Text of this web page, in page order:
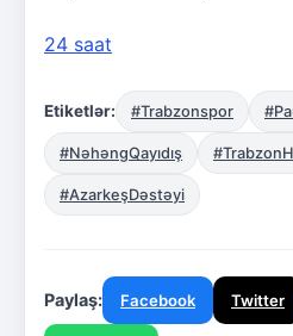
24 saat
Etiketlər: #Trabzonspor
#NəhəngQayıdış
#AzarkeşDəstəyi
Paylaş: Facebook Twitter